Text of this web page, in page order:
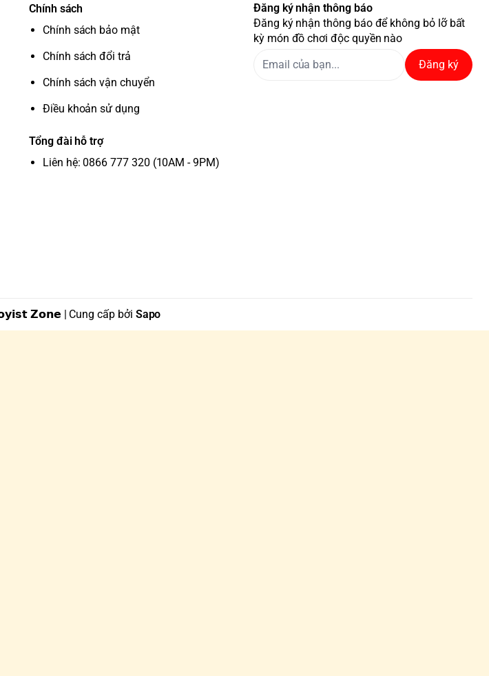
Chính sách
Chính sách bảo mật
Chính sách đổi trả
Chính sách vận chuyển
Điều khoản sử dụng
Tổng đài hỗ trợ
Liên hệ: 0866 777 320 (10AM - 9PM)
Đăng ký nhận thông báo
Đăng ký nhận thông báo để không bỏ lỡ bất
kỳ món đồ chơi độc quyền nào
Đăng ký
𝗭𝗼𝗻𝗲 | Cung cấp bởi Sapo